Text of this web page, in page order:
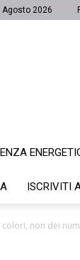
Agosto 2026
ISCRIVITI
colori, non dei